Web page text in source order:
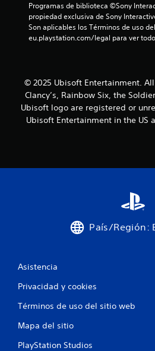
Programas de biblioteca ©Sony
propiedad exclusiva de Sony
Son aplicables los Términos de uso
eu.playstation.com/legal para ver
© 2025 Ubisoft Entertainment.
Clancy’s, Rainbow Six, the
Ubisoft logo are registered or
Ubisoft Entertainment in the US
País/Región:
Asistencia
Privacidad y cookies
Términos de uso del sitio web
Mapa del sitio
PlayStation Studios